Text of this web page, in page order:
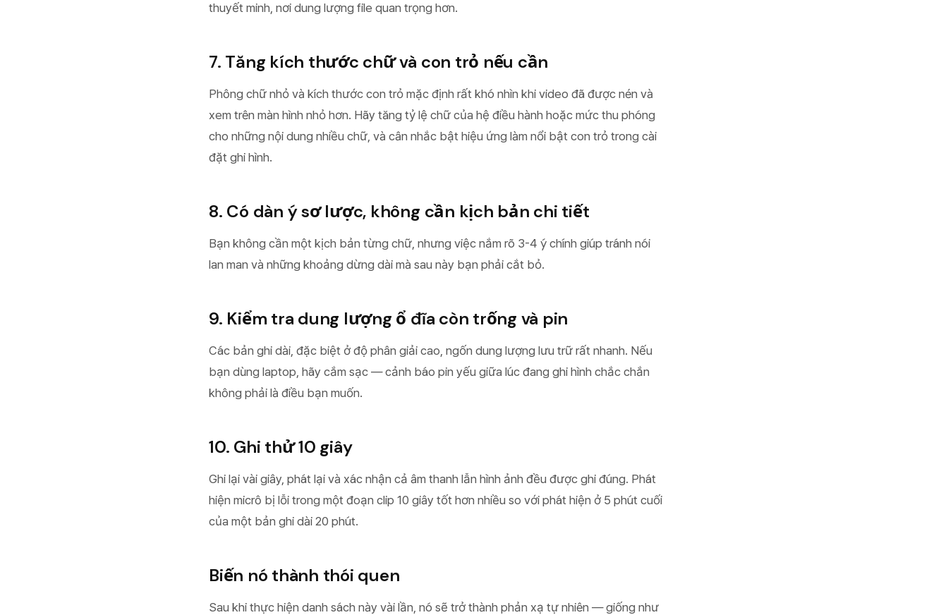
thuyết minh, nơi dung lượng file quan trọng hơn.
7. Tăng kích thước chữ và con trỏ nếu cần
Phông chữ nhỏ và kích thước con trỏ mặc định rất khó nhìn khi video đã được nén và
xem trên màn hình nhỏ hơn. Hãy tăng tỷ lệ chữ của hệ điều hành hoặc mức thu phóng
cho những nội dung nhiều chữ, và cân nhắc bật hiệu ứng làm nổi bật con trỏ trong cài
đặt ghi hình.
8. Có dàn ý sơ lược, không cần kịch bản chi tiết
Bạn không cần một kịch bản từng chữ, nhưng việc nắm rõ 3-4 ý chính giúp tránh nói
lan man và những khoảng dừng dài mà sau này bạn phải cắt bỏ.
9. Kiểm tra dung lượng ổ đĩa còn trống và pin
Các bản ghi dài, đặc biệt ở độ phân giải cao, ngốn dung lượng lưu trữ rất nhanh. Nếu
bạn dùng laptop, hãy cắm sạc — cảnh báo pin yếu giữa lúc đang ghi hình chắc chắn
không phải là điều bạn muốn.
10. Ghi thử 10 giây
Ghi lại vài giây, phát lại và xác nhận cả âm thanh lẫn hình ảnh đều được ghi đúng. Phát
hiện micrô bị lỗi trong một đoạn clip 10 giây tốt hơn nhiều so với phát hiện ở 5 phút cuối
của một bản ghi dài 20 phút.
Biến nó thành thói quen
Sau khi thực hiện danh sách này vài lần, nó sẽ trở thành phản xạ tự nhiên — giống như